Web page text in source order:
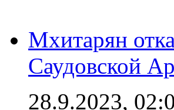
Мхитарян
Саудовской
28.9.2023,